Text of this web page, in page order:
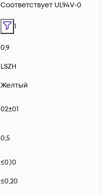
Соответствует UL94V-0
1
0,9
LSZH
Желтый
02±01
0,5
≤0,10
≤0,20